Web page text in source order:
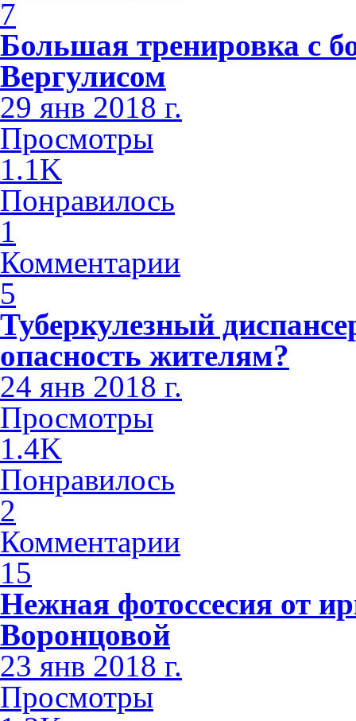
7
Большая тренировка с
Вергулисом
29 янв 2018 г.
Просмотры
1.1K
Понравилось
1
Комментарии
5
Туберкулезный
опасность жителям?
24 янв 2018 г.
Просмотры
1.4K
Понравилось
2
Комментарии
15
Нежная фотоссесия от
Воронцовой
23 янв 2018 г.
Просмотры